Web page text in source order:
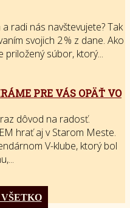
radi nás navštevujete? Tak
svojich 2 % z dane. Ako
priložený súbor, ktorý...
PRE VÁS OPÄŤ VO
dôvod na radosť.
hrať aj v Starom Meste.
V-klube, ktorý bol